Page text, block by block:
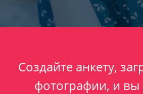
Создайте анкету,
фотографии, и вы